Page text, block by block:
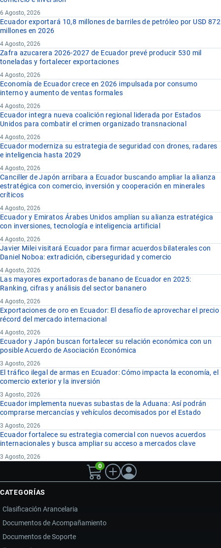
6 Agosto, 2026
Ecuador exportará 10,8 millones de barriles de petróleo por USD 872
millones en 2026
4 Agosto, 2026
Zafra azucarera 2026-2027 de Ecuador prevé producir 530 mil
toneladas y fortalecer exportaciones
4 Agosto, 2026
Economía de Ecuador crece en 2026 impulsada por consumo
interno y aumento de ventas formales
4 Agosto, 2026
Ecuador integra nueva coalición regional liderada por Estados
Unidos para combatir el crimen organizado transnacional
4 Agosto, 2026
Ecuador moderniza su estrategia de seguridad con drones, radares
e inteligencia hasta 2029
4 Agosto, 2026
Canciller de Japón arribara a Ecuador buscando ampliar la alianza
estratégica con comercio, inversión y cooperación en minerales
críticos
4 Agosto, 2026
Ecuador y Emiratos Árabes Unidos amplían su alianza estratégica
con inversiones, tecnología e inteligencia artificial
4 Agosto, 2026
Javier Milei visitará Ecuador para firmar acuerdos bilaterales con
Daniel Noboa: extradición, ciberseguridad y comercio
4 Agosto, 2026
Las mayores exportadoras de banano de Ecuador en 2025:
Ranking, cifras y análisis del sector bananero
4 Agosto, 2026
Exportaciones de oro en Ecuador: El desafío de aprovechar el precio
récord del mercado internacional
4 Agosto, 2026
Ecuador y Japón buscan fortalecer su relación económica con un
posible Acuerdo de Asociación Económica
3 Agosto, 2026
El tráfico ilegal de armas en Ecuador: Cómo impacta la economía, el
comercio exterior y la inversión
3 Agosto, 2026
Ecuador implementa nuevas subastas de la Aduana: Así podrán
comprarse mercancías y vehículos decomisados por el Estado
3 Agosto, 2026
Ecuador fortalece su estrategia comercial con nuevos acuerdos
internacionales y busca ampliar su acceso a mercados clave
3 Agosto, 2026
0
CATEGORÍAS
Clasificación Arancelaria
Documentos de Acompañamiento
Documentos de Soporte